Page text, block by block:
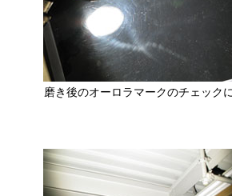
磨き後のオーロラマークのチェック